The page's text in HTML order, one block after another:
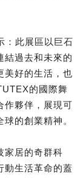
：此展區以巨石
結過去和未來的
美好的生活，也
的國際舞
作夥伴，展現可
的創業精神。
家居的奇群科
動生活革命的蓋